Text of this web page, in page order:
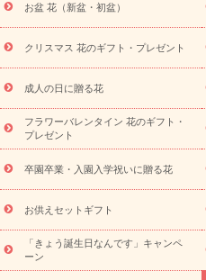
お盆（新盆・初盆）
寄せギフト
ビジネス用 ご自
プリザーブドフラワー
スタイ
花束
スタンド花 お祝い お
蘭・花鉢
ミディ胡蝶蘭・お祝い
の青色胡蝶蘭
観葉植物 観葉
ドフラワー
お祝い お供え・
ミオーダー
プチギフト（
eギフト
花キューピットのeGfit
レンジ
レッド お花の種類
算から探す
お祝い お祝い・
お祝い・5000円～ お祝い・
お供え・お悔やみ
お供え・
悔やみ・5000円～ お供え・お
お盆 花（新盆・初盆）
クリスマス 花のギフト・プレゼント
成人の日に贈る花
フラワーバレンタイン 花のギフト・
プレゼント
卒園卒業・入園入学祝いに贈る花
お供えセットギフト
「きょう誕生日なんです」キャンペ
ーン